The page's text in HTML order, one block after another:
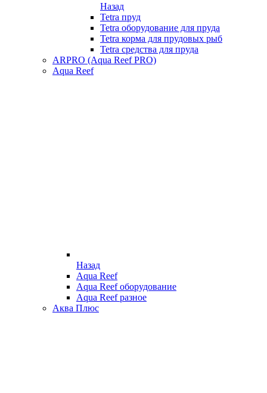
Назад
Tetra пруд
Tetra оборудование для пруда
Tetra корма для прудовых рыб
Tetra средства для пруда
ARPRO (Aqua Reef PRO)
Aqua Reef
Назад
Aqua Reef
Aqua Reef оборудование
Aqua Reef разное
Аква Плюс